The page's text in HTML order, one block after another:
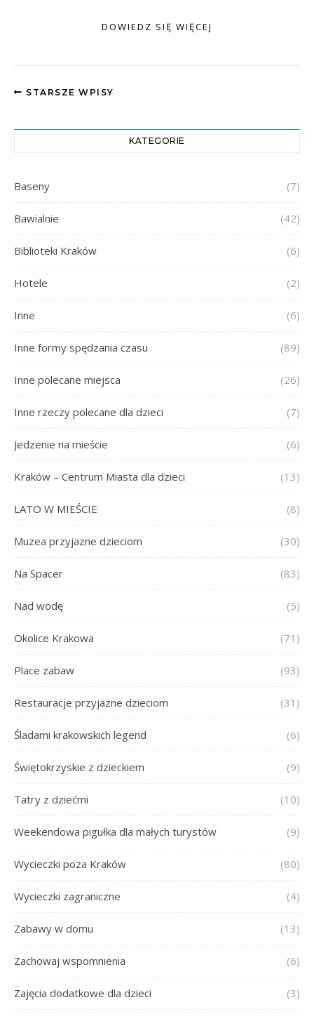
DOWIEDZ SIĘ WIĘCEJ
STARSZE WPISY
KATEGORIE
Baseny (7)
Bawialnie (42)
Biblioteki Kraków (6)
Hotele (2)
Inne (6)
Inne formy spędzania czasu (89)
Inne polecane miejsca (26)
Inne rzeczy polecane dla dzieci (7)
Jedzenie na mieście (6)
Kraków – Centrum Miasta dla dzieci (13)
LATO W MIEŚCIE (8)
Muzea przyjazne dzieciom (30)
Na Spacer (83)
Nad wodę (5)
Okolice Krakowa (71)
Place zabaw (93)
Restauracje przyjazne dzieciom (31)
Śladami krakowskich legend (6)
Świętokrzyskie z dzieckiem (9)
Tatry z dziećmi (10)
Weekendowa pigułka dla małych turystów (9)
Wycieczki poza Kraków (80)
Wycieczki zagraniczne (4)
Zabawy w domu (13)
Zachowaj wspomnienia (6)
Zajęcia dodatkowe dla dzieci (3)